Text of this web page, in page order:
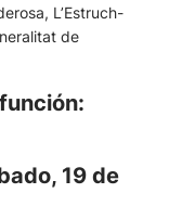
L’Estruch-
de
19 de